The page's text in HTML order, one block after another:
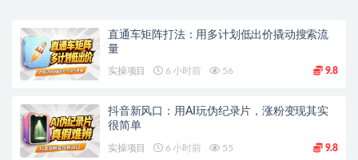
直通车矩阵打法：用多计划低出价撬动搜索流
量
实操项目 6 小时前 56 9.8
抖音新风口：用AI玩伪纪录片，涨粉变现其实
很简单
实操项目 6 小时前 55 9.8